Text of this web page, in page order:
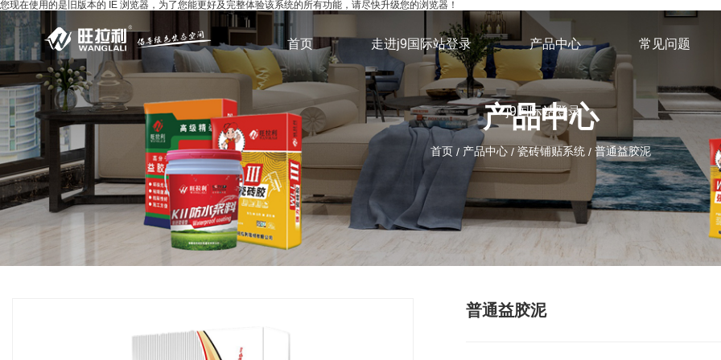
您现在使用的是旧版本的 IE 浏览器，为了您能更好及完整体验该系统的所有功能，请尽快升级您的浏览器！
首页 走进j9国际站登录 产品中心 常见问题
j9国际站登录
产品中心
首页 / 产品中心 / 瓷砖铺贴系统 / 普通益胶泥
普通益胶泥